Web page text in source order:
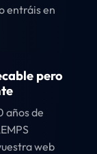
entráis en
pero
años de
web